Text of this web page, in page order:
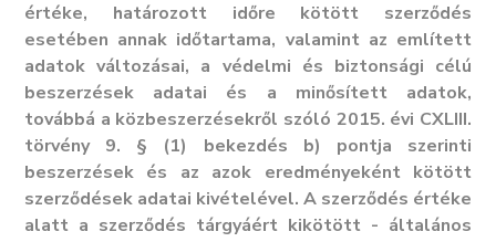
értéke, határozott időre kötött szerződés
esetében annak időtartama, valamint az említett
adatok változásai, a védelmi és biztonsági célú
beszerzések adatai és a minősített adatok,
továbbá a közbeszerzésekről szóló 2015. évi CXLIII.
törvény 9. § (1) bekezdés b) pontja szerinti
beszerzések és az azok eredményeként kötött
szerződések adatai kivételével. A szerződés értéke
alatt a szerződés tárgyáért kikötött - általános